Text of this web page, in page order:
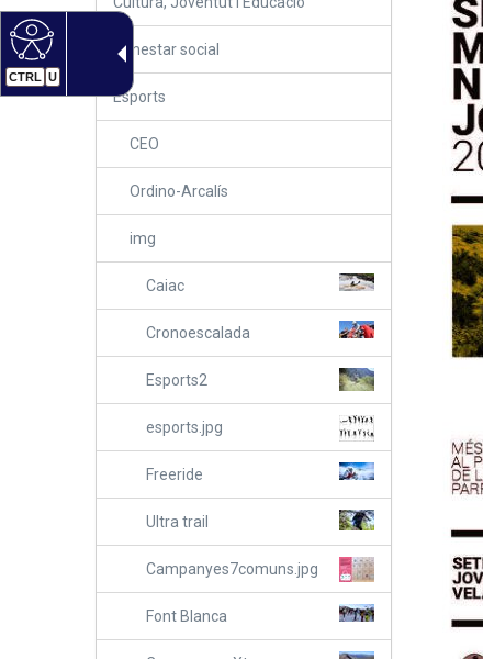
CTRL U
Benestar social
Esports
CEO
Ordino-Arcalís
img
Caiac
Cronoescalada
Esports2
esports.jpg
Freeride
Ultra trail
Campanyes7comuns.jpg
Font Blanca